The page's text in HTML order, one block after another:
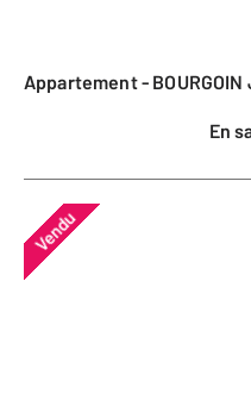
Appartement -
En
Vendu